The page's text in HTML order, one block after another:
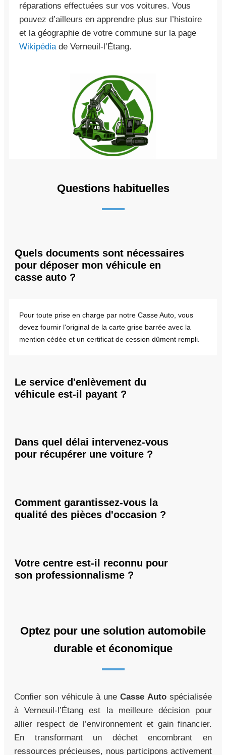
réparations effectuées sur vos voitures. Vous
pouvez d’ailleurs en apprendre plus sur l’histoire
et la géographie de votre commune sur la page
Wikipédiade Verneuil-l’Étang.
Questions habituelles
Quels documents sont nécessaires
pour déposer mon véhicule en
casse auto ?
Pour toute prise en charge par notre Casse Auto, vous
devez fournir l'original de la carte grise barrée avec la
mention cédée et un certificat de cession dûment rempli.
Le service d'enlèvement du
véhicule est-il payant ?
Dans quel délai intervenez-vous
pour récupérer une voiture ?
Comment garantissez-vous la
qualité des pièces d'occasion ?
Votre centre est-il reconnu pour
son professionnalisme ?
Optez pour une solution automobile
durable et économique
Confier son véhicule à uneCasse Autospécialisée
à Verneuil-l’Étang est la meilleure décision pour
allier respect de l’environnement et gain financier.
En transformant un déchet encombrant en
ressources précieuses, nous participons activement